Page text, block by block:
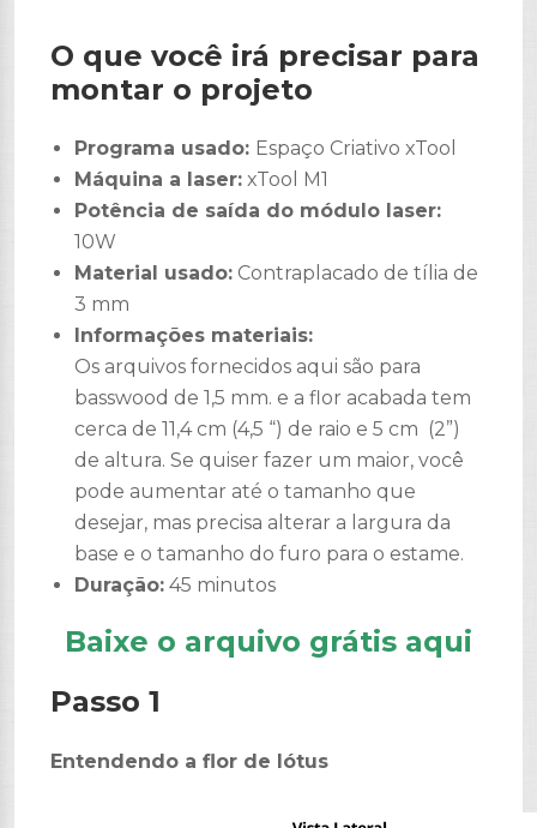
O que você irá precisar para
montar o projeto
Programa usado: Espaço Criativo xTool
Máquina a laser: xTool M1
Potência de saída do módulo laser:
10W
Material usado: Contraplacado de tília de
3 mm
Informações materiais:
Os arquivos fornecidos aqui são para
basswood de 1,5 mm. e a flor acabada tem
cerca de 11,4 cm (4,5 “) de raio e 5 cm (2”)
de altura. Se quiser fazer um maior, você
pode aumentar até o tamanho que
desejar, mas precisa alterar a largura da
base e o tamanho do furo para o estame.
Duração: 45 minutos
Baixe o arquivo grátis aqui
Passo 1
Entendendo a flor de lótus